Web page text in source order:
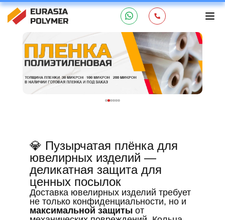
💎 Пузырчатая плёнка для
ювелирных изделий —
деликатная защита для
ценных посылок
Доставка ювелирных изделий требует
не только конфиденциальности, но и
максимальной защиты от